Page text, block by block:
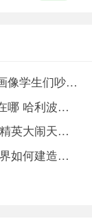
哈利波特魔法觉醒变形课教室门口的画像学生们吵闹在什么位置 哈利波特魔法觉醒变形课教室门口的画像学生们吵闹线索攻略
哈利波特魔法觉醒最华丽的房间位置在哪 哈利波特最华丽的房间拼图寻宝线索游戏攻略
和平精英大闹天宫活动持续多久 和平精英大闹天宫结束时间说明
迷你世界建造好看的房子教程 迷你世界如何建造好看的房子